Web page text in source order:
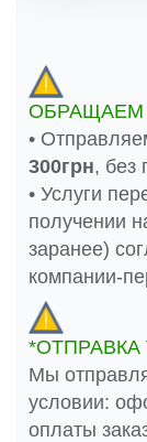
•
300грн, без
• Услуги
получении
заранее)
компании-
*ОТПРАВКА
Мы
условии:
оплаты